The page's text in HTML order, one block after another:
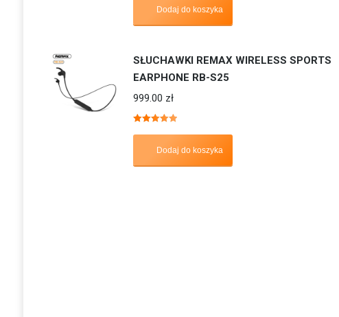
Dodaj do koszyka
SŁUCHAWKI REMAX WIRELESS SPORTS
EARPHONE RB-S25
999.00 zł
Dodaj do koszyka